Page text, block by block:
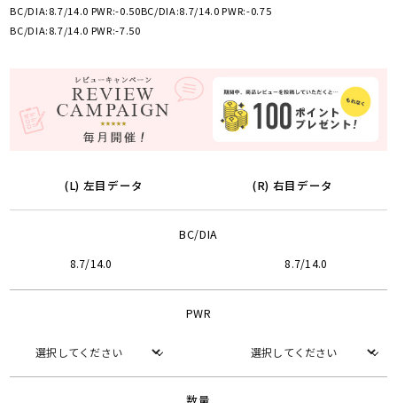
BC/DIA:8.7/14.0 PWR:-0.50BC/DIA:8.7/14.0 PWR:-0.75
BC/DIA:8.7/14.0 PWR:-7.50
(L) 左目データ (R) 右目データ
BC/DIA
8.7/14.0 8.7/14.0
PWR